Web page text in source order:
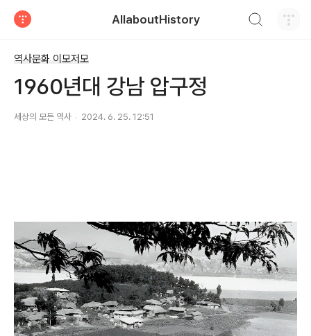
AllaboutHistory
역사문화 이모저모
1960년대 강남 압구정
세상의 모든 역사 2024. 6. 25. 12:51